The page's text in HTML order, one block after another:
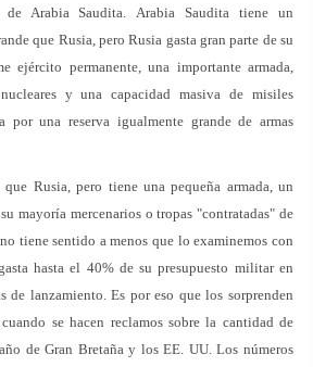
de Arabia Saudita. Arabia Saudita tiene un
que Rusia, pero Rusia gasta gran parte de su
ejército permanente, una importante armada,
y una capacidad masiva de misiles
por una reserva igualmente grande de armas
Rusia, pero tiene una pequeña armada, un
mayoría mercenarios o tropas "contratadas" de
tiene sentido a menos que lo examinemos con
hasta el 40% de su presupuesto militar en
de lanzamiento. Es por eso que los sorprenden
se hacen reclamos sobre la cantidad de
de Gran Bretaña y los EE. UU. Los números